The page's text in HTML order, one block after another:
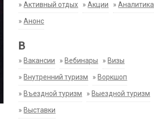
»Активный отдых »Акции »Аналитика
»Анонс
В
» Вакансии » Вебинары » Визы
» Внутренний туризм » Воркшоп
» Въездной туризм » Выездной туризм
» Выставки